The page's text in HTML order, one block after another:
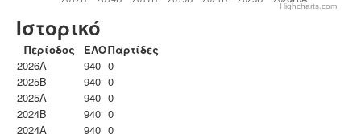
Highcharts.com
Ιστορικό
Περίοδος ΕΛΟΠαρτίδες
2026A
940 0
2025B
940 0
2025A
940 0
2024B
940 0
2024A
940 0